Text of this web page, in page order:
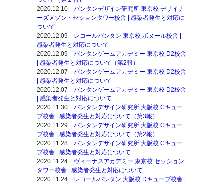
2020.12.10 バンタンデザイン研究所 東京校 デザイナ
ーズメゾン・セションタワー校舎 | 感染者発生と対応に
ついて
2020.12.09 レコールバンタン 東京校 ボヌール校舎 |
感染者発生と対応について
2020.12.09 バンタンゲームアカデミー 東京校 D2校舎
| 感染者発生と対応について（第2報）
2020.12.07 バンタンゲームアカデミー 東京校 D2校舎
| 感染者発生と対応について
2020.12.07 バンタンゲームアカデミー 東京校 D2校舎
| 感染者発生と対応について
2020.11.30 バンタンデザイン研究所 大阪校 Cキュー
ブ校舎 | 感染者発生と対応について（第3報）
2020.11.29 バンタンデザイン研究所 大阪校 Cキュー
ブ校舎 | 感染者発生と対応について（第2報）
2020.11.28 バンタンデザイン研究所 大阪校 Cキュー
ブ校舎 | 感染者発生と対応について
2020.11.24 ヴィーナスアカデミー 東京校 セッション
タワー校舎 | 感染者発生と対応について
2020.11.24 レコールバンタン 大阪校 Dキューブ校舎 |